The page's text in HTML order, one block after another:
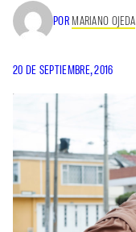
POR MARIANO OJEDA
20 DE SEPTIEMBRE, 2016